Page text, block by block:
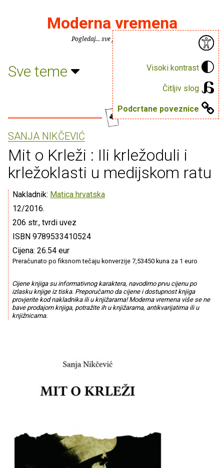
Visoki kontrast
Čitljiv slog
Podcrtane poveznice
Moderna vremena
Pogledaj... sve je puno knjiga.
Sve teme
SANJA NIKČEVIĆ
Mit o Krleži : Ili krležoduli i
krležoklasti u medijskom ratu
Nakladnik: Matica hrvatska
12/2016.
206 str., tvrdi uvez
ISBN 9789533410524
Cijena: 26.54 eur
Preračunato po fiksnom tečaju konverzije 7,53450 kuna za 1 euro
Cijene knjiga su informativnog karaktera, navodimo prvu cijenu po
izlasku knjige iz tiska. Preporučamo da cijene i dostupnost knjiga
provjerite kod nakladnika ili u knjižarama! Moderna vremena više se ne
bave prodajom knjiga, potražite ih u knjižarama, antikvarijatima ili u
knjižnicama.